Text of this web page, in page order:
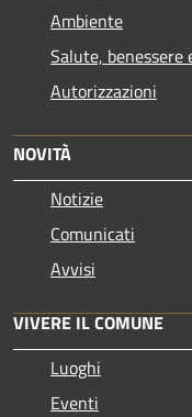
Ambiente
Salute, benessere
Autorizzazioni
NOVITÀ
Notizie
Comunicati
Avvisi
VIVERE IL COMUNE
Luoghi
Eventi